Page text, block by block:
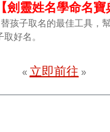
【劍靈姓名學命名寶
孩子取名的最佳工具，
取好名。
« 立即前往 »